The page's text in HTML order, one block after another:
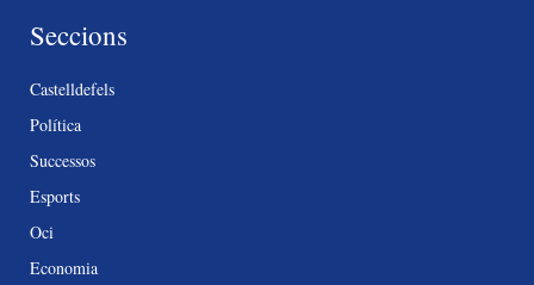
Seccions
Castelldefels
Política
Successos
Esports
Oci
Economia